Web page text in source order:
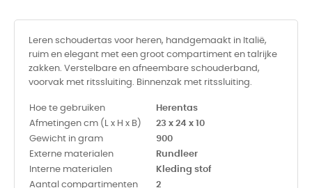
Leren schoudertas voor heren, handgemaakt in Italië,
ruim en elegant met een groot compartiment en talrijke
zakken. Verstelbare en afneembare schouderband,
voorvak met ritssluiting. Binnenzak met ritssluiting.
Hoe te gebruiken
Herentas
Afmetingen cm (L x H x B)
23 x 24 x 10
Gewicht in gram
900
Externe materialen
Rundleer
Interne materialen
Kleding stof
Aantal compartimenten
2